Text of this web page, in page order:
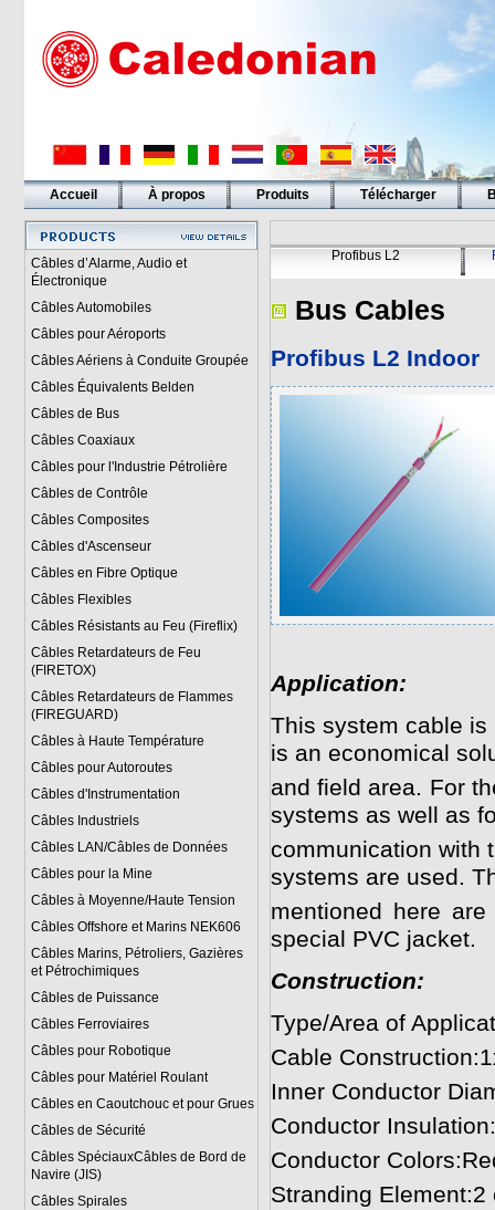
Accueil À propos Produits Télécharger
Liens
Câbles d’Alarme, Audio et
Électronique
Câbles Automobiles
Câbles pour Aéroports
Câbles Aériens à Conduite Groupée
Câbles Équivalents Belden
Câbles de Bus
Câbles Coaxiaux
Câbles pour l'Industrie Pétrolière
Câbles de Contrôle
Câbles Composites
Câbles d'Ascenseur
Câbles en Fibre Optique
Câbles Flexibles
Câbles Résistants au Feu (Fireflix)
Câbles Retardateurs de Feu
(FIRETOX)
Câbles Retardateurs de Flammes
(FIREGUARD)
Câbles à Haute Température
Câbles pour Autoroutes
Câbles d'Instrumentation
Câbles Industriels
Câbles LAN/Câbles de Données
Câbles pour la Mine
Câbles à Moyenne/Haute Tension
Câbles Offshore et Marins NEK606
Câbles Marins, Pétroliers, Gazières
et Pétrochimiques
Câbles de Puissance
Câbles Ferroviaires
Câbles pour Robotique
Câbles pour Matériel Roulant
Câbles en Caoutchouc et pour Grues
Câbles de Sécurité
Câbles SpéciauxCâbles de Bord de
Navire (JIS)
Câbles Spirales
Profibus L2
Bus Cables
Profibus L2 Indoor
Application:
This system cable
is an economical
and field area. For
systems as well as
communication with
systems are used.
mentioned here
special PVC jacket.
Construction:
Type/Area of
Cable
Inner Conductor
Conductor
Conductor
Stranding